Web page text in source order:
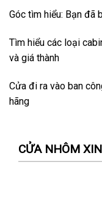
Góc tìm hiểu: Bạn đã
Tìm hiểu các loại
và giá thành
Cửa đi ra vào ban
hãng
CỬA NHÔM